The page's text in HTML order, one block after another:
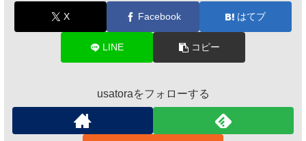
X Facebook はてブ
LINE コピー
usatoraをフォローする